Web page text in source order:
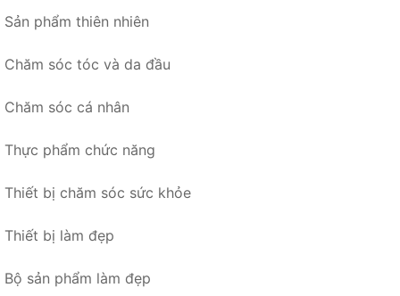
Sản phẩm thiên nhiên
Chăm sóc tóc và da đầu
Chăm sóc cá nhân
Thực phẩm chức năng
Thiết bị chăm sóc sức khỏe
Thiết bị làm đẹp
Bộ sản phẩm làm đẹp